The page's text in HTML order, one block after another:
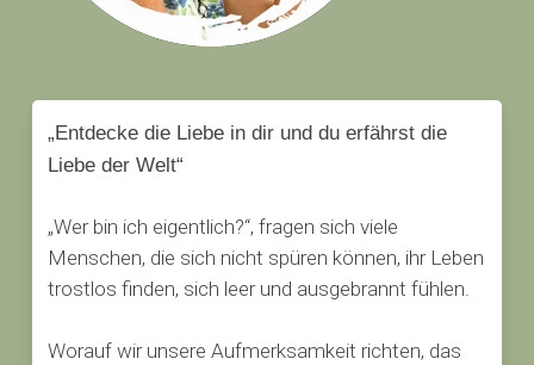
„Entdecke die Liebe in dir und du erfährst die
Liebe der Welt“
„Wer bin ich eigentlich?“, fragen sich viele
Menschen, die sich nicht spüren können, ihr Leben
trostlos finden, sich leer und ausgebrannt fühlen.
Worauf wir unsere Aufmerksamkeit richten, das